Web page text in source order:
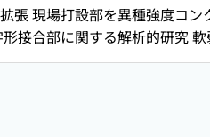
遮音特性に関する研究 : その
げ外装用塗布型表面保護材
た平均放射温度の算出 屋
割れ展開図作成方法の検証
下間の電波伝搬シミュレー
の効率化と品質向上 バイオ
張 現場打設部を異種強度コ
接合部に関する解析的研究
動性と自硬性を有したセメ
手法の精度検証とシステム
検討 天井脱落対策に適用で
ット形状とユニットの連結